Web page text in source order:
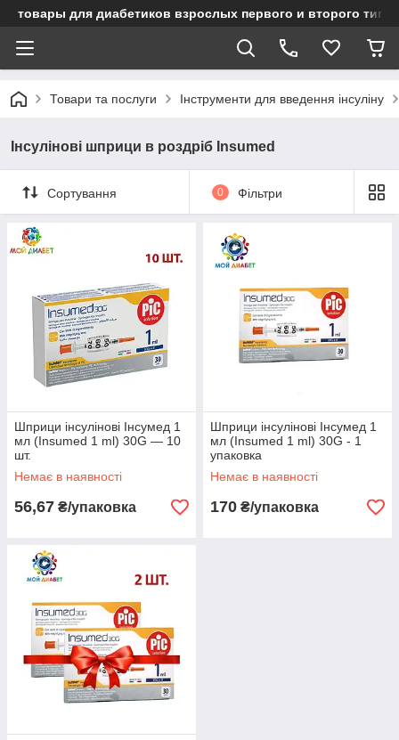
товары для диабетиков взрослых первого и второго типа
Товари та послуги Інструменти для введення інсуліну
Інсулінові шприци в роздріб Insumed
Сортування 0 Фільтри
Шприци інсулінові Інсумед 1
мл (Insumed 1 ml) 30G — 10
шт.
Немає в наявності
56,67 ₴/упаковка
Шприци інсулінові Інсумед 1
мл (Insumed 1 ml) 30G - 1
упаковка
Немає в наявності
170 ₴/упаковка